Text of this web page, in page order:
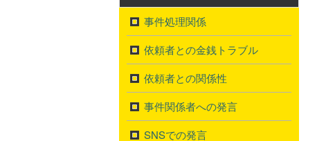
事件処理関係
依頼者との金銭トラブル
依頼者との関係性
事件関係者への発言
SNSでの発言